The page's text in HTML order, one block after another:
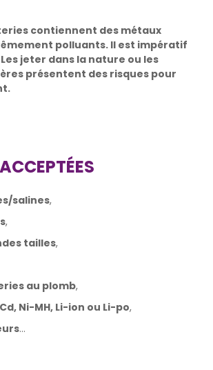
contiennent des métaux
polluants. Il est impératif
jeter dans la nature ou les
présentent des risques pour
salines,
,
tailles,
au plomb,
Ni-MH, Li-ion ou Li-po,
...